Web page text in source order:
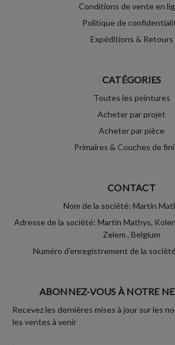
Conditions de vente en
Politique de
Expéditions & Retours
CATÉGORIES
Toutes les peintures
Acheter par projet
Acheter par pièce
Primaires & Couches de
CONTACT
Nom de la société: Martin
Adresse de la société: Martin Mathys,
Zelem , Belgium
Numéro d'enregistrement de la
ABONNEZ-VOUS À NOTRE
Recevez les dernières mises à jour sur les
les ventes à venir